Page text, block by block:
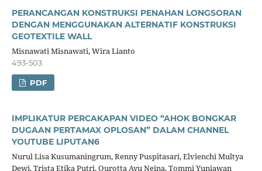
PERANCANGAN KONSTRUKSI PENAHAN LONGSORAN
DENGAN MENGGUNAKAN ALTERNATIF KONSTRUKSI
GEOTEXTILE WALL
Misnawati Misnawati, Wira Lianto
493-503
PDF
IMPLIKATUR PERCAKAPAN VIDEO “AHOK BONGKAR
DUGAAN PERTAMAX OPLOSAN” DALAM CHANNEL
YOUTUBE LIPUTAN6
Nurul Lisa Kusumaningrum, Renny Puspitasari, Elvienchi Multya
Dewi, Trista Etika Putri, Qurotta Ayu Neina, Tommi Yuniawan